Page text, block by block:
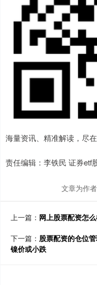
海量资讯、精准解读，尽
责任编辑：李铁民 证券etf
文章为作
上一篇： 网上股票配资怎
下一篇： 股票配资的仓位
镍价或小跌